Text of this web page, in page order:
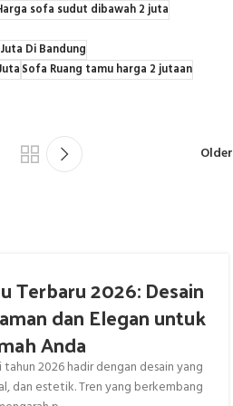
sofa sudut dibawah 2 juta
Di Bandung
Sofa Ruang tamu harga 2 jutaan
Older
Terbaru 2026: Desain
dan Elegan untuk
Anda
2026 hadir dengan desain yang
dan estetik. Tren yang berkembang